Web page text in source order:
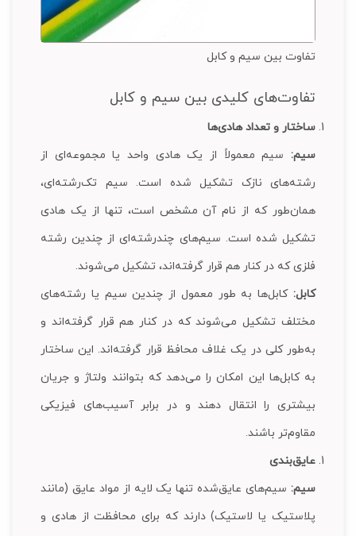
تفاوت بین سیم و کابل
تفاوت‌های کلیدی بین سیم و کابل
ساختار و تعداد هادی‌ها
سیم: سیم معمولاً از یک هادی واحد یا مجموعه‌ای از
رشته‌های نازک تشکیل شده است. سیم تک‌رشته‌ای،
همان‌طور که از نام آن مشخص است، تنها از یک هادی
تشکیل شده است. سیم‌های چند‌رشته‌ای از چندین رشته
فلزی که در کنار هم قرار گرفته‌اند، تشکیل می‌شوند.
کابل: کابل‌ها به طور معمول از چندین سیم یا رشته‌های
مختلف تشکیل می‌شوند که در کنار هم قرار گرفته‌اند و
به‌طور کلی در یک غلاف محافظ قرار گرفته‌اند. این ساختار
به کابل‌ها این امکان را می‌دهد که بتوانند ولتاژ و جریان
بیشتری را انتقال دهند و در برابر آسیب‌های فیزیکی
مقاوم‌تر باشند.
عایق‌بندی
سیم: سیم‌های عایق‌شده تنها یک لایه از مواد عایق (مانند
پلاستیک یا لاستیک) دارند که برای محافظت از هادی و